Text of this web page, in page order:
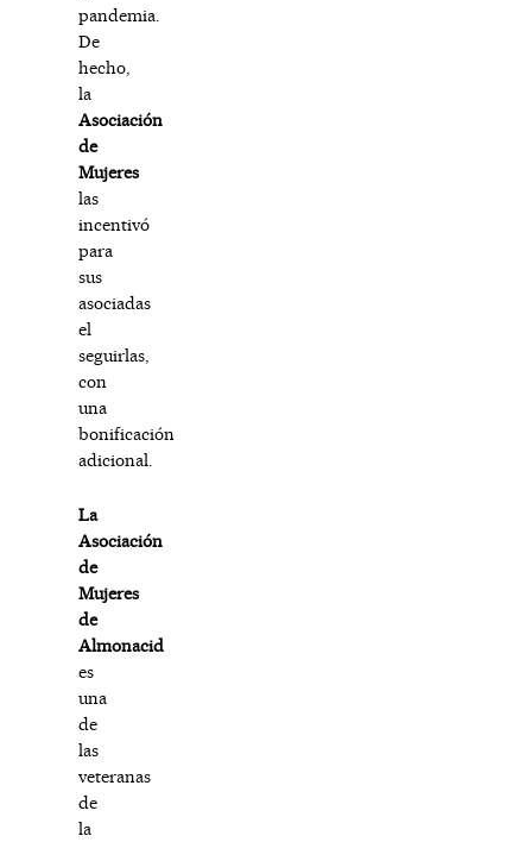
pandemia.
De
hecho,
la
Asociación
de
Mujeres
las
incentivó
para
sus
asociadas
el
seguirlas,
con
una
bonificación
adicional.
La
Asociación
de
Mujeres
de
Almonacid
es
una
de
las
veteranas
de
la